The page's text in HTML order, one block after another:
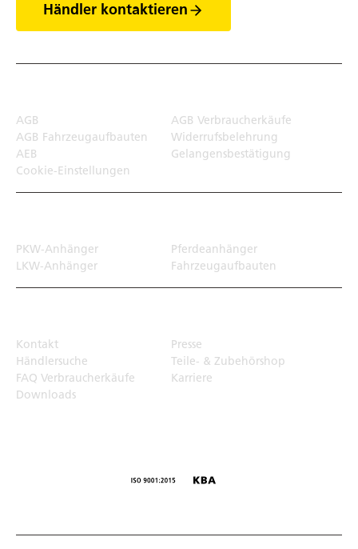
Händler kontaktieren
AGB
AGB Verbraucherkäufe
AGB Fahrzeugaufbauten
Widerrufsbelehrung
AEB
Gelangensbestätigung
Cookie-Einstellungen
PKW-Anhänger
Pferdeanhänger
LKW-Anhänger
Fahrzeugaufbauten
Kontakt
Presse
Händlersuche
Teile- & Zubehörshop
FAQ Verbraucherkäufe
Karriere
Downloads